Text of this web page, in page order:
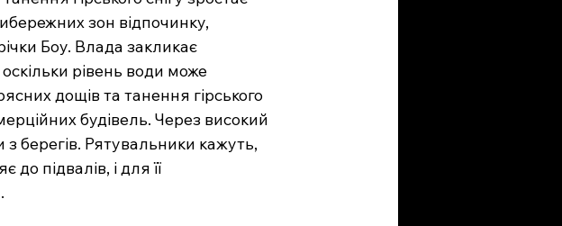
зон відпочинку,
Боу. Влада закликає
рівень води може
дощів та танення гірського
будівель. Через високий
з берегів. Рятувальники кажуть,
підвалів, і для її